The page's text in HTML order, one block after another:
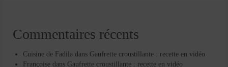
Commentaires récents
Cuisine de Fadila dans Gaufrette croustillante : recette en vidéo
Françoise dans Gaufrette croustillante : recette en vidéo